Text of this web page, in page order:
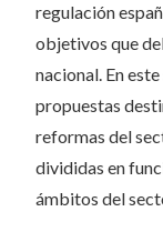
regulación
objetivos que
nacional. En
propuestas
reformas del
divididas en
ámbitos del